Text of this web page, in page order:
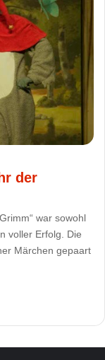
der
war sowohl
voller Erfolg. Die
Märchen gepaart